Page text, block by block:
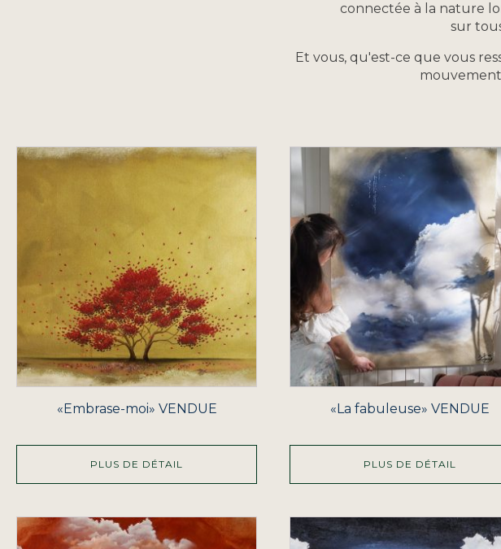
connectée à la nature
sur
Et vous, qu'est-ce que vous
«Embrase-moi» VENDUE
PLUS DE DÉTAIL
«La fabuleuse» VENDUE
PLUS DE DÉTAIL